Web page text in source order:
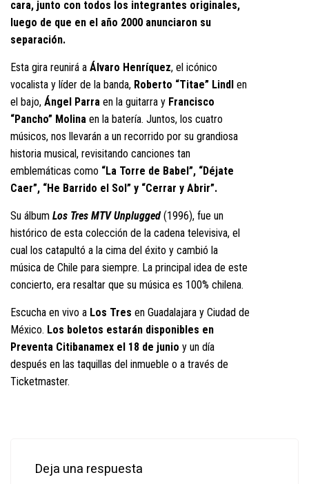
cara, junto con todos los integrantes originales,
luego de que en el año 2000 anunciaron su
separación.
Esta gira reunirá a Álvaro Henríquez, el icónico
vocalista y líder de la banda, Roberto “Titae” Lindl en
el bajo, Ángel Parra en la guitarra y Francisco
“Pancho” Molina en la batería. Juntos, los cuatro
músicos, nos llevarán a un recorrido por su grandiosa
historia musical, revisitando canciones tan
emblemáticas como “La Torre de Babel”, “Déjate
Caer”, “He Barrido el Sol” y “Cerrar y Abrir”.
Su álbum Los Tres MTV Unplugged (1996), fue un
histórico de esta colección de la cadena televisiva, el
cual los catapultó a la cima del éxito y cambió la
música de Chile para siempre. La principal idea de este
concierto, era resaltar que su música es 100% chilena.
Escucha en vivo a Los Tres en Guadalajara y Ciudad de
México. Los boletos estarán disponibles en
Preventa Citibanamex el 18 de junio y un día
después en las taquillas del inmueble o a través de
Ticketmaster.
Deja una respuesta